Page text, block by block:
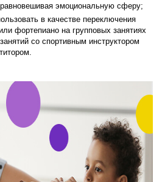
эмоциональную сферу;
в качестве переключения
фортепиано на групповых занятиях
со спортивным инструктором